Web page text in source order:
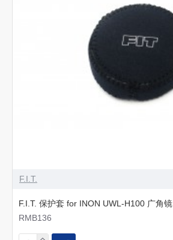
F.I.T.
F.I.T. 保护套 for INON UWL-H100 广角镜
RMB136